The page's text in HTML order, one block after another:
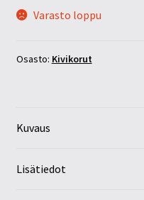
Varasto loppu
Osasto: Kivikorut
Kuvaus
Lisätiedot